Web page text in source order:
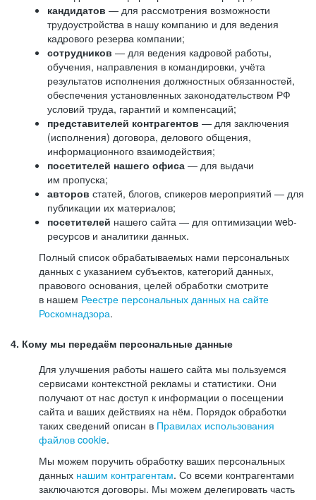
кандидатов — для рассмотрения возможности
трудоустройства в нашу компанию и для ведения
кадрового резерва компании;
сотрудников — для ведения кадровой работы,
обучения, направления в командировки, учёта
результатов исполнения должностных обязанностей,
обеспечения установленных законодательством РФ
условий труда, гарантий и компенсаций;
представителей контрагентов — для заключения
(исполнения) договора, делового общения,
информационного взаимодействия;
посетителей нашего офиса — для выдачи
им пропуска;
авторов статей, блогов, спикеров мероприятий — для
публикации их материалов;
посетителей нашего сайта — для оптимизации web-
ресурсов и аналитики данных.
Полный список обрабатываемых нами персональных
данных с указанием субъектов, категорий данных,
правового основания, целей обработки смотрите
в нашем Реестре персональных данных на сайте
Роскомнадзора.
4. Кому мы передаём персональные данные
Для улучшения работы нашего сайта мы пользуемся
сервисами контекстной рекламы и статистики. Они
получают от нас доступ к информации о посещении
сайта и ваших действиях на нём. Порядок обработки
таких сведений описан в Правилах использования
файлов cookie.
Мы можем поручить обработку ваших персональных
данных нашим контрагентам. Со всеми контрагентами
заключаются договоры. Мы можем делегировать часть